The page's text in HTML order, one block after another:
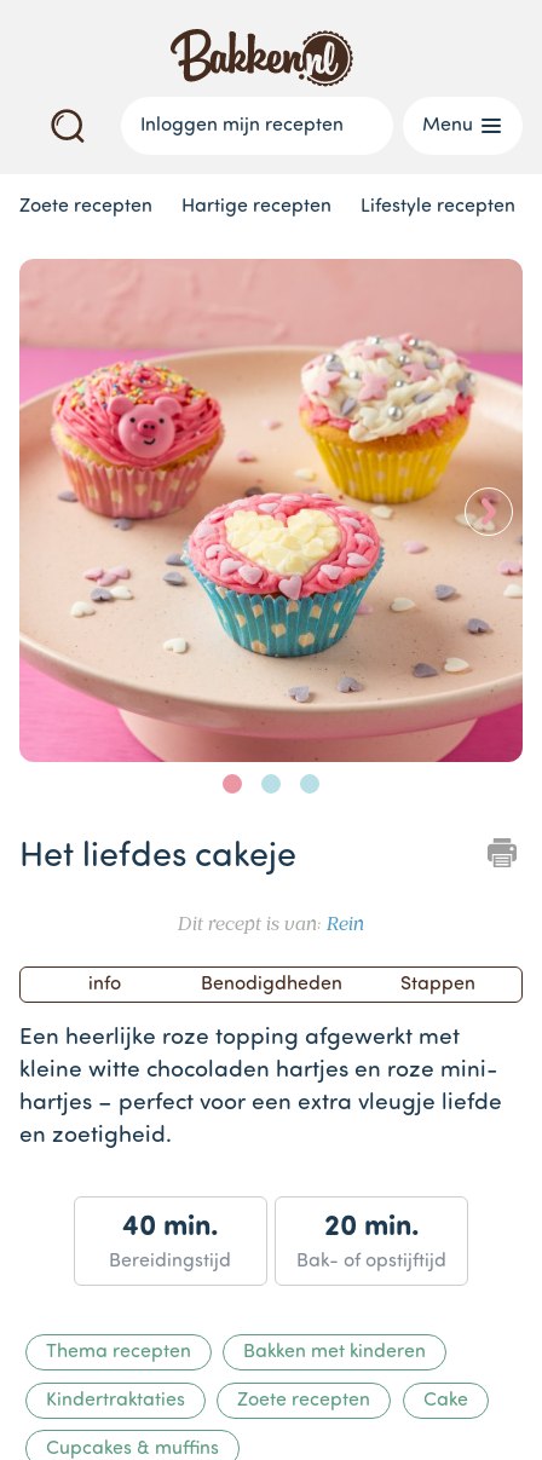
Inloggen mijn recepten Menu
Zoete recepten Hartige recepten Lifestyle recepten
Het liefdes cakeje
Dit recept is van: Rein
of
info Benodigdheden Stappen
Een heerlijke roze topping afgewerkt met
kleine witte chocoladen hartjes en roze mini-
hartjes – perfect voor een extra vleugje liefde
en zoetigheid.
40 min.
Bereidingstijd
20 min.
Bak- of opstijftijd
Thema recepten Bakken met kinderen
Kindertraktaties Zoete recepten Cake
Cupcakes & muffins